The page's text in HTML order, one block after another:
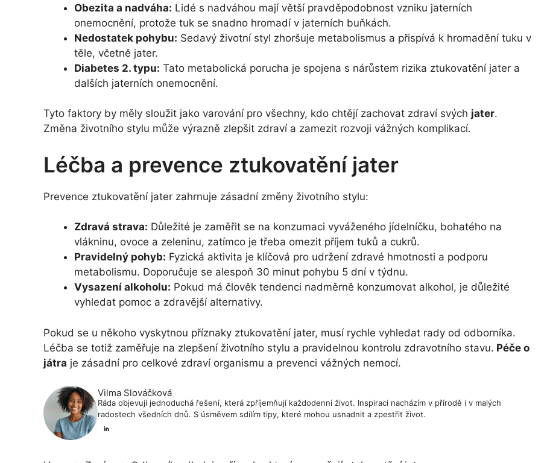
Obezita a nadváha: Lidé s nadváhou mají větší pravděpodobnost vzniku jaterních
onemocnění, protože tuk se snadno hromadí v jaterních buňkách.
Nedostatek pohybu: Sedavý životní styl zhoršuje metabolismus a přispívá k hromadění tuku v
těle, včetně jater.
Diabetes 2. typu: Tato metabolická porucha je spojena s nárůstem rizika ztukovatění jater a
dalších jaterních onemocnění.
Tyto faktory by měly sloužit jako varování pro všechny, kdo chtějí zachovat zdraví svých jater.
Změna životního stylu může výrazně zlepšit zdraví a zamezit rozvoji vážných komplikací.
Léčba a prevence ztukovatění jater
Prevence ztukovatění jater zahrnuje zásadní změny životního stylu:
Zdravá strava: Důležité je zaměřit se na konzumaci vyváženého jídelníčku, bohatého na
vlákninu, ovoce a zeleninu, zatímco je třeba omezit příjem tuků a cukrů.
Pravidelný pohyb: Fyzická aktivita je klíčová pro udržení zdravé hmotnosti a podporu
metabolismu. Doporučuje se alespoň 30 minut pohybu 5 dní v týdnu.
Vysazení alkoholu: Pokud má člověk tendenci nadměrně konzumovat alkohol, je důležité
vyhledat pomoc a zdravější alternativy.
Pokud se u někoho vyskytnou příznaky ztukovatění jater, musí rychle vyhledat rady od odborníka.
Léčba se totiž zaměřuje na zlepšení životního stylu a pravidelnou kontrolu zdravotního stavu. Péče o
játra je zásadní pro celkové zdraví organismu a prevenci vážných nemocí.
Vilma Slováčková
Ráda objevují jednoduchá řešení, která zpříjemňují každodenní život. Inspiraci nacházím v přírodě i v malých
radostech všedních dnů. S úsměvem sdílím tipy, které mohou usnadnit a zpestřit život.